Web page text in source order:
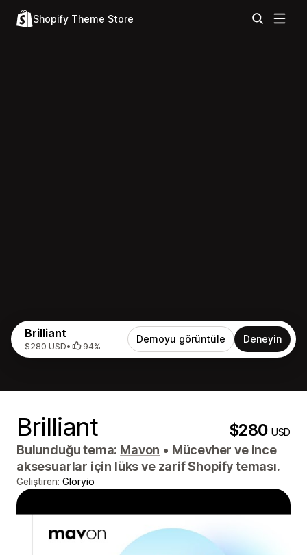
Shopify Theme Store
Brilliant
$280 USD• 94%
Demoyu görüntüle Deneyin
Brilliant $280USD
Bulunduğu tema: Mavon • Mücevher ve ince
aksesuarlar için lüks ve zarif Shopify teması.
Geliştiren: Gloryio